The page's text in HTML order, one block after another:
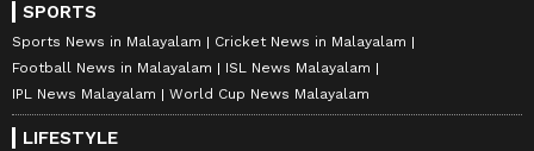
SPORTS
Sports News in Malayalam
Cricket News in Malayalam
Football News in Malayalam
ISL News Malayalam
IPL News Malayalam
World Cup News Malayalam
LIFESTYLE